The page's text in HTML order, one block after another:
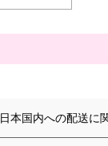
日本国内への配送に